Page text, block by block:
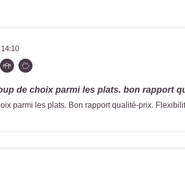
de choix parmi les plats. bon rapport
parmi les plats. Bon rapport qualité-prix.